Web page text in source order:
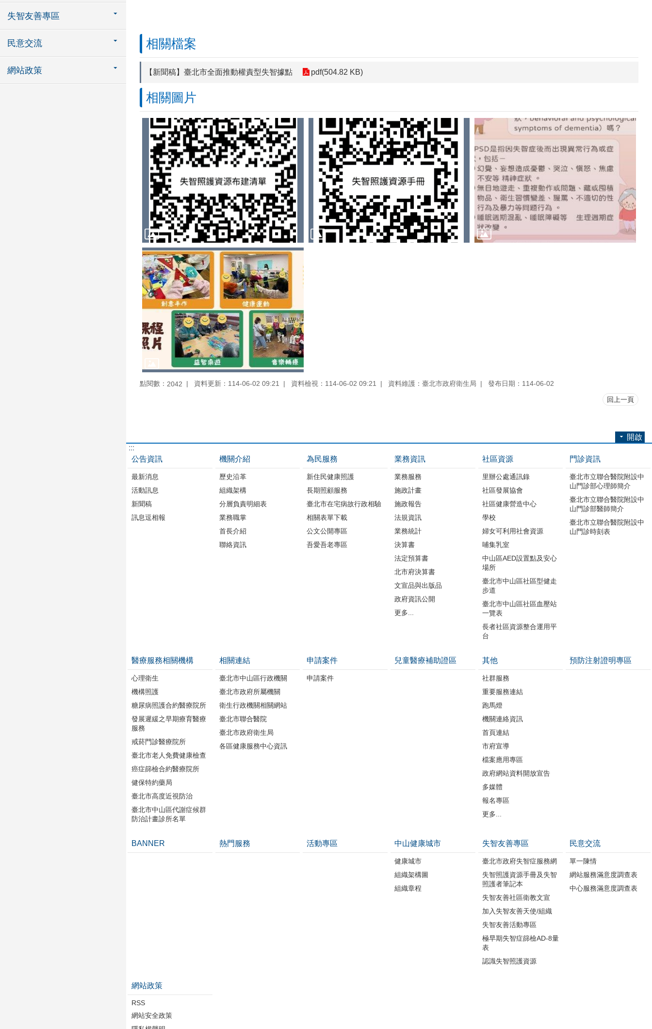
失智友善專區
民意交流
網站政策
相關檔案
【新聞稿】臺北市全面推動權責型失智據點 pdf(504.82 KB)
相關圖片
點閱數： 2042 資料更新：114-06-02 09:21 資料檢視：114-06-02 09:21 資料維護：臺北市政府衛生局 發布日期：114-06-02
回上一頁
開啟
:::
公告資訊
最新消息
活動訊息
新聞稿
訊息逗相報
機關介紹
歷史沿革
組織架構
分層負責明細表
業務職掌
首長介紹
聯絡資訊
為民服務
新住民健康照護
長期照顧服務
臺北市在宅病故行政相驗
相關表單下載
公文公開專區
吾愛吾老專區
業務資訊
業務服務
施政計畫
施政報告
法規資訊
業務統計
決算書
法定預算書
北市府決算書
文宣品與出版品
政府資訊公開
更多...
社區資源
里辦公處通訊錄
社區發展協會
社區健康營造中心
學校
婦女可利用社會資源
哺集乳室
中山區AED設置點及安心
場所
臺北市中山區社區型健走
步道
臺北市中山區社區血壓站
一覽表
長者社區資源整合運用平
台
門診資訊
臺北市立聯合醫院附設中
山門診部心理師簡介
臺北市立聯合醫院附設中
山門診部醫師簡介
臺北市立聯合醫院附設中
山門診時刻表
醫療服務相關機構
心理衛生
機構照護
糖尿病照護合約醫療院所
發展遲緩之早期療育醫療
服務
戒菸門診醫療院所
臺北市老人免費健康檢查
癌症篩檢合約醫療院所
健保特約藥局
臺北市高度近視防治
臺北市中山區代謝症候群
防治計畫診所名單
相關連結
臺北市中山區行政機關
臺北市政府所屬機關
衛生行政機關相關網站
臺北市聯合醫院
臺北市政府衛生局
各區健康服務中心資訊
申請案件
申請案件
兒童醫療補助證區 其他
社群服務
重要服務連結
跑馬燈
機關連絡資訊
首頁連結
市府宣導
檔案應用專區
政府網站資料開放宣告
多媒體
報名專區
更多...
預防注射證明專區
BANNER 熱門服務 活動專區 中山健康城市
健康城市
組織架構圖
組織章程
失智友善專區
臺北市政府失智症服務網
失智照護資源手冊及失智
照護者筆記本
失智友善社區衛教文宣
加入失智友善天使/組織
失智友善活動專區
極早期失智症篩檢AD-8量
表
認識失智照護資源
民意交流
單一陳情
網站服務滿意度調查表
中心服務滿意度調查表
網站政策
RSS
網站安全政策